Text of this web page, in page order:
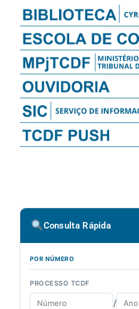
Consulta Rápida
POR NÚMERO
PROCESSO TCDF
/